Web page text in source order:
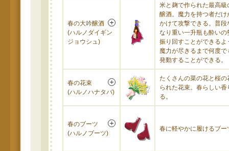
春の大吟醸酒
(ハルノダイギン
ジョウシュ)
米と麹で作られた最高級
醸酒。魔力を持つ者だけ
かけて攻撃できる。普段
なり重い一升瓶も酔いの
振り回すことができるよ
魔力が尽きるまで何度で
発動することができる。
春の花束
(ハルノハナタバ)
たくさんの菜の花と桜の
られた花束。春らしい香
る。
春のブーツ
(ハルノブーツ)
春に軽やかに履けるブー